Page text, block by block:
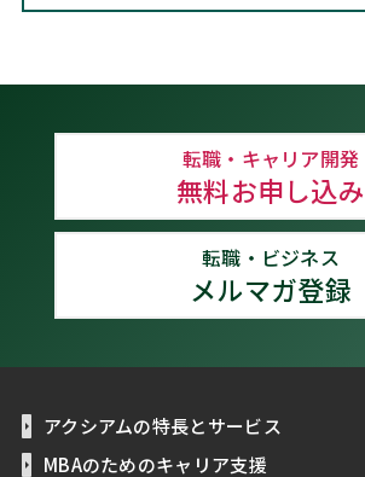
転職・キャリア開発
無料お申し込み
転職・ビジネス
メルマガ登録
アクシアムの特長とサービス
MBAのためのキャリア支援